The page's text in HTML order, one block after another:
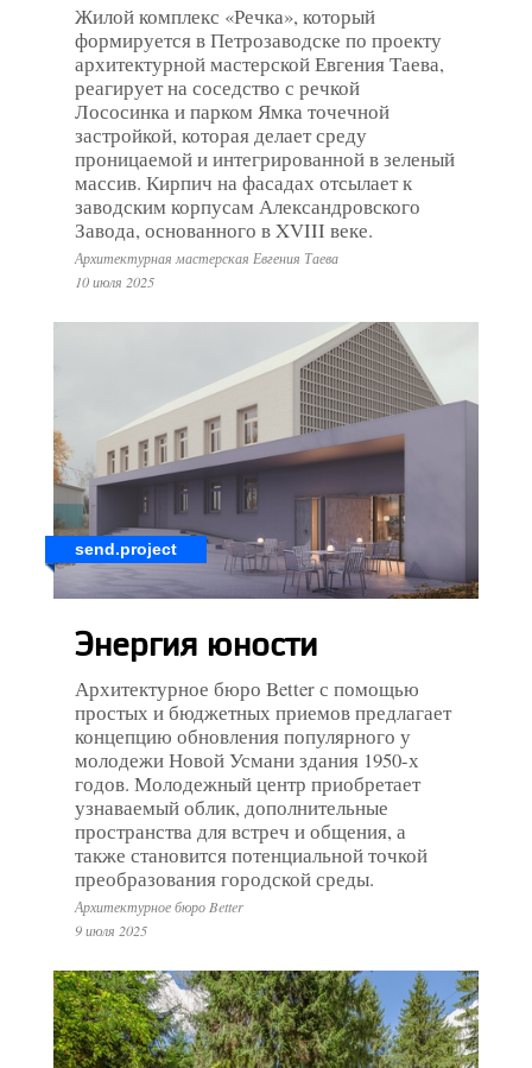
Жилой комплекс «Речка», который
формируется в Петрозаводске по проекту
архитектурной мастерской Евгения Таева,
реагирует на соседство с речкой
Лососинка и парком Ямка точечной
застройкой, которая делает среду
проницаемой и интегрированной в зеленый
массив. Кирпич на фасадах отсылает к
заводским корпусам Александровского
Завода, основанного в XVIII веке.
Архитектурная мастерская Евгения Таева
10 июля 2025
send.project
Энергия юности
Архитектурное бюро Better с помощью
простых и бюджетных приемов предлагает
концепцию обновления популярного у
молодежи Новой Усмани здания 1950-х
годов. Молодежный центр приобретает
узнаваемый облик, дополнительные
пространства для встреч и общения, а
также становится потенциальной точкой
преобразования городской среды.
Архитектурное бюро Better
9 июля 2025